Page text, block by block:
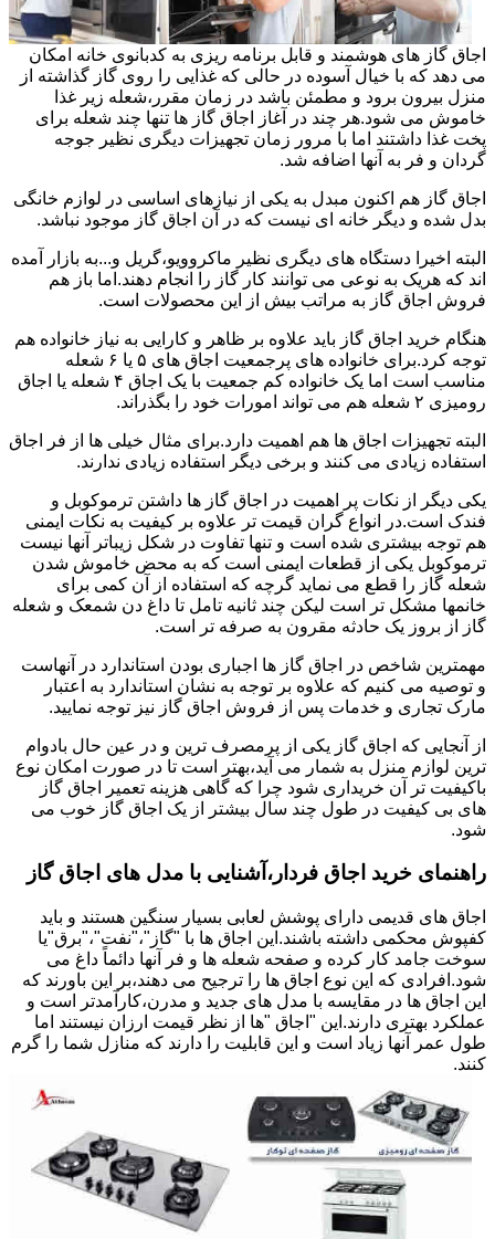
اجاق گاز های هوشمند و قابل برنامه ریزی به کدبانوی خانه امکان
می دهد که با خیال آسوده در حالی که غذایی را روی گاز گذاشته از
منزل بیرون برود و مطمئن باشد در زمان مقرر،شعله زیر غذا
خاموش می شود.هر چند در آغاز اجاق گاز ها تنها چند شعله برای
پخت غذا داشتند اما با مرور زمان تجهیزات دیگری نظیر جوجه
گردان و فر به آنها اضافه شد.
اجاق گاز هم اکنون مبدل به یکی از نیازهای اساسی در لوازم خانگی
بدل شده و دیگر خانه ای نیست که در آن اجاق گاز موجود نباشد.
البته اخیرا دستگاه های دیگری نظیر ماکروویو،گریل و...به بازار آمده
اند که هریک به نوعی می توانند کار گاز را انجام دهند.اما باز هم
فروش اجاق گاز به مراتب بیش از این محصولات است.
هنگام خرید اجاق گاز باید علاوه بر ظاهر و کارایی به نیاز خانواده هم
توجه کرد.برای خانواده های پرجمعیت اجاق های ۵ یا ۶ شعله
مناسب است اما یک خانواده کم جمعیت با یک اجاق ۴ شعله یا اجاق
رومیزی ۲ شعله هم می تواند امورات خود را بگذراند.
البته تجهیزات اجاق ها هم اهمیت دارد.برای مثال خیلی ها از فر اجاق
استفاده زیادی می کنند و برخی دیگر استفاده زیادی ندارند.
یکی دیگر از نکات پر اهمیت در اجاق گاز ها داشتن ترموکوبل و
فندک است.در انواع گران قیمت تر علاوه بر کیفیت به نکات ایمنی
هم توجه بیشتری شده است و تنها تفاوت در شکل زیباتر آنها نیست
ترموکوبل یکی از قطعات ایمنی است که به محض خاموش شدن
شعله گاز را قطع می نماید گرچه که استفاده از آن کمی برای
خانمها مشکل تر است لیکن چند ثانیه تامل تا داغ دن شمعک و شعله
گاز از بروز یک حادثه مقرون به صرفه تر است.
مهمترین شاخص در اجاق گاز ها اجباری بودن استاندارد در آنهاست
و توصیه می کنیم که علاوه بر توجه به نشان استاندارد به اعتبار
مارک تجاری و خدمات پس از فروش اجاق گاز نیز توجه نمایید.
از آنجایی که اجاق گاز یکی از پرمصرف ترین و در عین حال بادوام
ترین لوازم منزل به شمار می آید،بهتر است تا در صورت امکان نوع
باکیفیت تر آن خریداری شود چرا که گاهی هزینه تعمیر اجاق گاز
های بی کیفیت در طول چند سال بیشتر از یک اجاق گاز خوب می
شود.
راهنمای خرید اجاق فردار،آشنایی با مدل های اجاق گاز
اجاق های قدیمی دارای پوشش لعابی بسیار سنگین هستند و باید
کفپوش محکمی داشته باشند.این اجاق ها با "گاز"،"نفت"،"برق"یا
سوخت جامد کار کرده و صفحه شعله ها و فر آنها دائماً داغ می
شود.افرادی که این نوع اجاق ها را ترجیح می دهند،بر این باورند که
این اجاق ها در مقایسه با مدل های جدید و مدرن،کارآمدتر است و
عملکرد بهتری دارند.این "اجاق "ها از نظر قیمت ارزان نیستند اما
طول عمر آنها زیاد است و این قابلیت را دارند که منازل شما را گرم
کنند.